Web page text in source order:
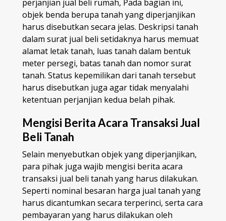
perjanjian jual beli rumah, Pada bagian ini,
objek benda berupa tanah yang diperjanjikan
harus disebutkan secara jelas. Deskripsi tanah
dalam surat jual beli setidaknya harus memuat
alamat letak tanah, luas tanah dalam bentuk
meter persegi, batas tanah dan nomor surat
tanah. Status kepemilikan dari tanah tersebut
harus disebutkan juga agar tidak menyalahi
ketentuan perjanjian kedua belah pihak.
Mengisi Berita Acara Transaksi Jual
Beli Tanah
Selain menyebutkan objek yang diperjanjikan,
para pihak juga wajib mengisi berita acara
transaksi jual beli tanah yang harus dilakukan.
Seperti nominal besaran harga jual tanah yang
harus dicantumkan secara terperinci, serta cara
pembayaran yang harus dilakukan oleh